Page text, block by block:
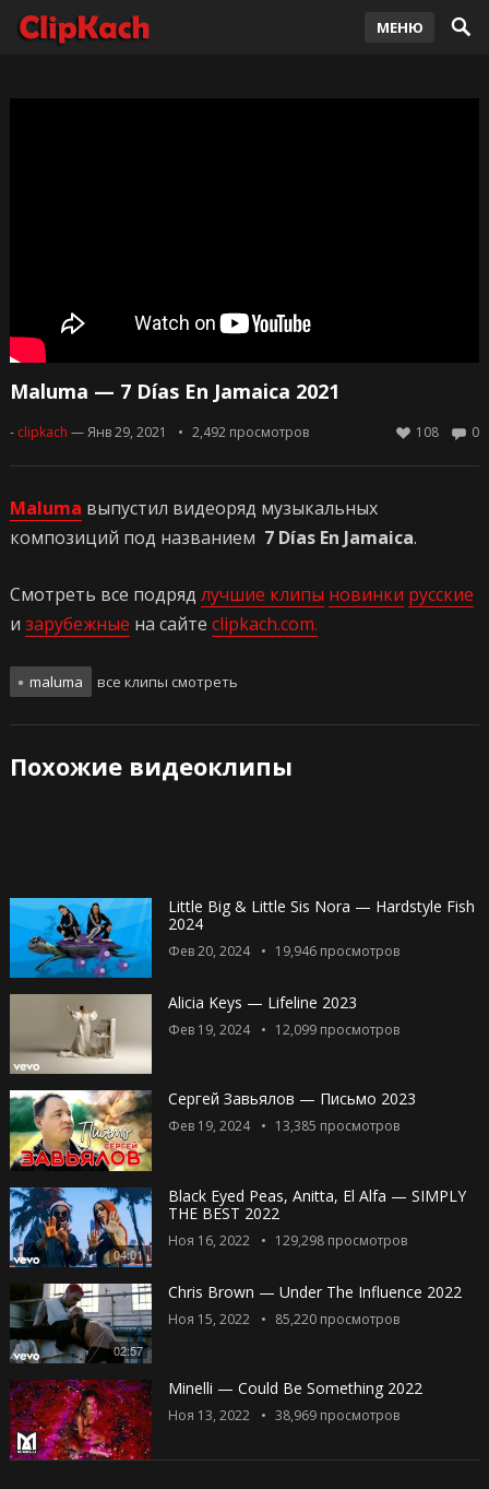
МЕНЮ
Maluma — 7 Días En Jamaica 2021
- clipkach — Янв 29, 2021 2,492просмотров 0
108
Maluma выпустил видеоряд музыкальных
композиций под названием 7 Días En Jamaica.
Смотреть все подряд лучшие клипы новинки русские
и зарубежные на сайте clipkach.com.
maluma все клипы смотреть
Похожие видеоклипы
Little Big & Little Sis Nora — Hardstyle Fish
2024
Фев 20, 2024 19,946просмотров
Alicia Keys — Lifeline 2023
Фев 19, 2024 12,099просмотров
Сергей Завьялов — Письмо 2023
Фев 19, 2024 13,385 просмотров
04:01
Black Eyed Peas, Anitta, El Alfa — SIMPLY
THE BEST 2022
Ноя 16, 2022 129,298просмотров
02:57
Chris Brown — Under The Influence 2022
Ноя 15, 2022 85,220просмотров
Minelli — Could Be Something 2022
Ноя 13, 2022 38,969просмотров